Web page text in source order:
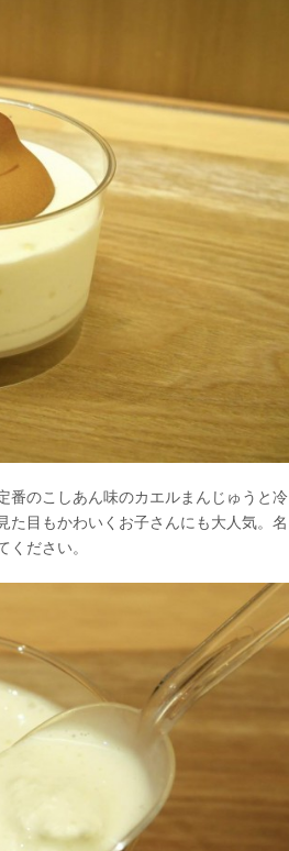
番のこしあん味のカエルまんじゅうと冷
た目もかわいくお子さんにも大人気。名
ださい。